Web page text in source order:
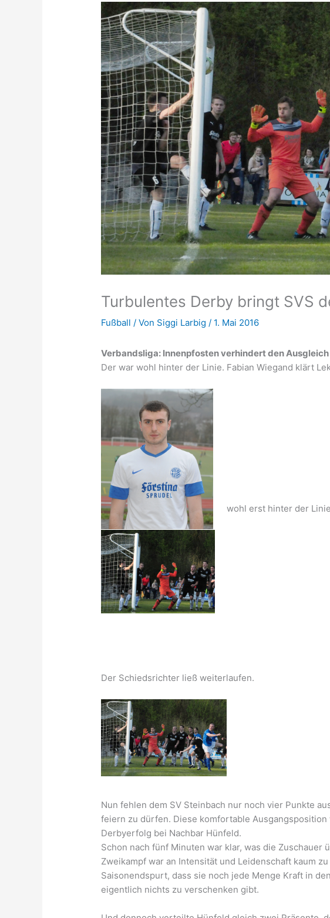
Turbulentes Derby bringt SVS
Fußball / Von Siggi Larbig/ 1. Mai 2016
Verbandsliga: Innenpfosten verhindert den Ausgleich
Der war wohl hinter der Linie. Fabian Wiegand klärt
wohl erst hinter der
Der Schiedsrichter ließ weiterlaufen.
Nun fehlen dem SV Steinbach nur noch vier Punkte
feiern zu dürfen. Diese komfortable
Derbyerfolg bei Nachbar Hünfeld.
Schon nach fünf Minuten war klar, was die
Zweikampf war an Intensität und Leidenschaft kaum
Saisonendspurt, dass sie noch jede Menge Kraft in
eigentlich nichts zu verschenken gibt.